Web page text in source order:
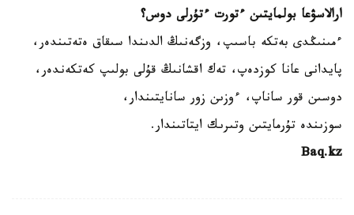
ارالاسۋعا بولمايتىن ءتورت ءتۇرلى دوس؟
ءمىنىڭدى بەتكە باسىپ، وزگەنىڭ الدىندا سىقاق ەتەتىندەر،
پايدانى عانا كوزدەپ، تەك اقشانىڭ قۇلى بولىپ كەتكەندەر،
دوسىن قور ساناپ، ءوزىن زور سانايتىندار،
سوزىندە تۇرمايتىن وتىرىك ايتاتىندار.
Baq.kz